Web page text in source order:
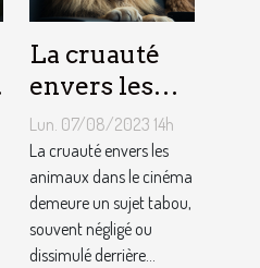
La cruauté
envers les
animaux
dans le
cinéma : un
sujet tabou
Lun. 07/08/2023 14h
La cruauté envers les
animaux dans le cinéma
demeure un sujet tabou,
souvent négligé ou
dissimulé derrière...